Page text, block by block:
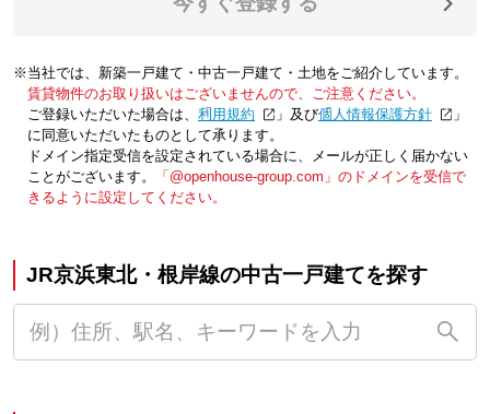
※当社では、新築一戸建て・中古一戸建て・土地をご紹介しています。
賃貸物件のお取り扱いはございませんので、ご注意ください。
ご登録いただいた場合は、「利用規約 」及び「個人情報保護方針
」
に同意いただいたものとして承ります。
ドメイン指定受信を設定されている場合に、メールが正しく届かない
ことがございます。
「@openhouse-group.com」のドメインを受信で
きるように設定してください。
JR京浜東北・根岸線の中古一戸建てを探す